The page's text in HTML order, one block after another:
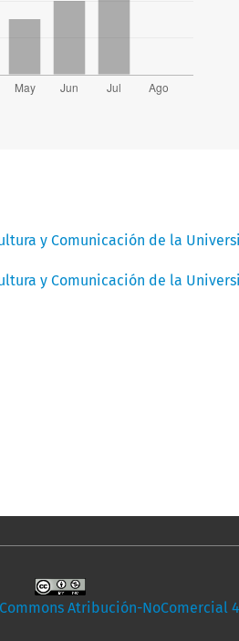
y Comunicación de la
y Comunicación de la
Atribución-NoComercial